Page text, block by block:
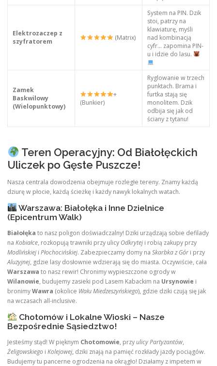
Elektrozaczep z
szyfratorem
(Matrix)
System na PIN. Dzik
stoi, patrzy na
klawiaturę, myśli
nad kombinacją
cyfr… zapomina PIN-
u i idzie do lasu.
Zamek
Baskwilowy
(Wielopunktowy)
+
(Bunkier)
Ryglowanie w trzech
punktach. Brama i
furtka stają się
monolitem. Dzik
odbija się jak od
ściany z tytanu!
Teren Operacyjny: Od Białołęckich
Uliczek po Gęste Puszcze!
Nasza centrala dowodzenia obejmuje rozległe tereny. Znamy każdą
dziurę w płocie, każdą ścieżkę i każdy nawyk lokalnych watach.
Warszawa: Białołęka i Inne Dzielnice
(Epicentrum Walk)
Białołęka to nasz poligon doświadczalny! Dziki urządzają sobie defilady
na Kobiałce, rozkopują trawniki przy ulicy Odkrytej i robią zakupy przy
Modlińskiej i Płochocińskiej. Zabezpieczamy domy na Skarbka z Gór i przy
Aluzyjnej, gdzie lasy dosłownie wdzierają się do miasta. Oczywiście, cała
Warszawa to nasz rewir! Chronimy wypieszczone ogrody w
Wilanowie, budujemy zasieki pod Lasem Kabackim na Ursynowie i
bronimyWawra (okolice Wału Miedzeszyńskiego), gdzie dziki czują się jak
na wczasach all-inclusive.
Chotomów i Lokalne Wioski – Nasze
Bezpośrednie Sąsiedztwo!
Jesteśmy stąd! W pięknym Chotomowie, przyulicy Partyzantów,
Żeligowskiego i Kolejowej, dziki znają na pamięć rozkłady jazdy pociągów.
Budujemy tu pancerne ogrodzenia na okrągło! Działamy z impetem w